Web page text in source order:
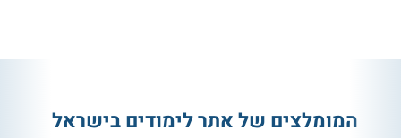
המומלצים של אתר לימודים בישראל